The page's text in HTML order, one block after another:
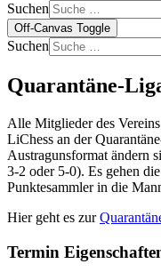
Suchen
Off-Canvas Toggle
Suchen
Quarantäne-
Alle Mitglieder des
LiChess an der
Austragunsformat ändern
3-2 oder 5-0). Es gehen
Punktesammler in die
Hier geht es zur
Termin